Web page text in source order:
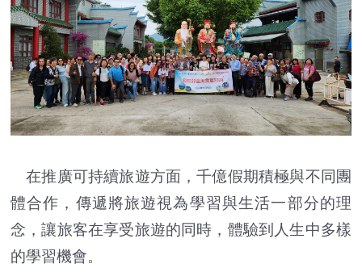
在推廣可持續旅遊方面，千億假期積極與不同團
體合作，傳遞將旅遊視為學習與生活一部分的理
念，讓旅客在享受旅遊的同時，體驗到人生中多樣
的學習機會。